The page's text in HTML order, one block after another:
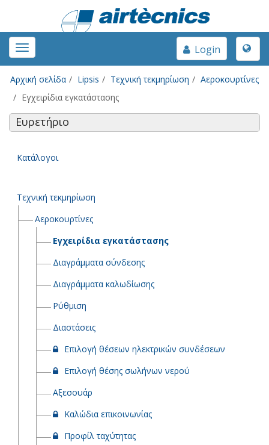
Toggle
navigation
Toggle
Login
Αρχική σελίδα Lipsis Τεχνική τεκμηρίωση
Αεροκουρτίνες
Εγχειρίδια εγκατάστασης
Ευρετήριο
Κατάλογοι
Τεχνική τεκμηρίωση
Αεροκουρτίνες
Εγχειρίδια εγκατάστασης
Διαγράμματα σύνδεσης
Διαγράμματα καλωδίωσης
Ρύθμιση
Διαστάσεις
Επιλογή θέσεων ηλεκτρικών συνδέσεων
Επιλογή θέσης σωλήνων νερού
Αξεσουάρ
Καλώδια επικοινωνίας
Προφίλ ταχύτητας